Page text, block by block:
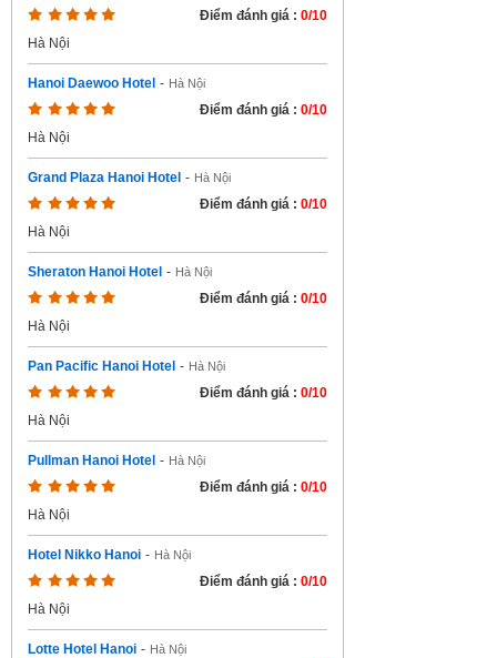
Điểm đánh giá : 0/10
Hà Nội
Hanoi Daewoo Hotel - Hà Nội
Điểm đánh giá : 0/10
Hà Nội
Grand Plaza Hanoi Hotel - Hà Nội
Điểm đánh giá : 0/10
Hà Nội
Sheraton Hanoi Hotel - Hà Nội
Điểm đánh giá : 0/10
Hà Nội
Pan Pacific Hanoi Hotel - Hà Nội
Điểm đánh giá : 0/10
Hà Nội
Pullman Hanoi Hotel - Hà Nội
Điểm đánh giá : 0/10
Hà Nội
Hotel Nikko Hanoi - Hà Nội
Điểm đánh giá : 0/10
Hà Nội
Lotte Hotel Hanoi - Hà Nội